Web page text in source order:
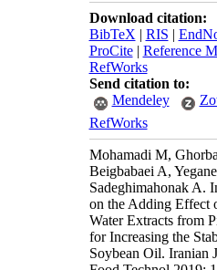
Download citation:
BibTeX | RIS |
ProCite| Reference
RefWorks
Send citation to:
Mendeley
RefWorks
Mohamadi M,
Beigbabaei A,
Sadeghimahonak A.
on the Adding Effect
Water Extracts from
for Increasing the
Soybean Oil. Iranian